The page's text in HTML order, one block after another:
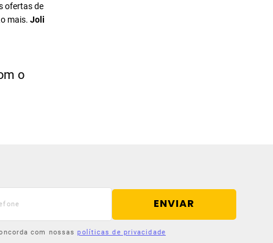
ofertas de
mais. Joli
o
ENVIAR
com nossas políticas de privacidade